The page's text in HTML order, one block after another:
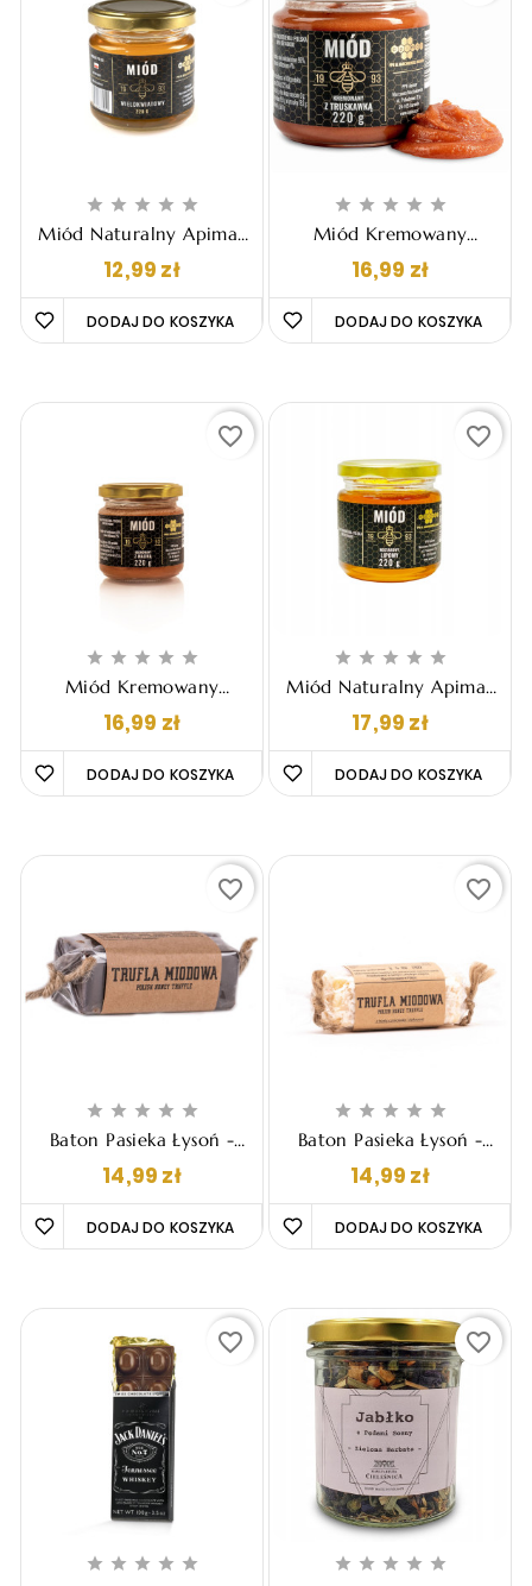
    
Miód Naturalny Apimar
12,99 złCena
    
Miód Kremowany
,220g
16,99 złCena
    
Miód Kremowany
16,99 złCena
favorite_border
    
Miód Naturalny Apimar
17,99 złCena
favorite_border
    
Baton Pasieka Łysoń -
14,99 złCena
favorite_border
    
Baton Pasieka Łysoń -
Kokosem, 80g
14,99 złCena
favorite_border
    
favorite_border
    
favorite_border